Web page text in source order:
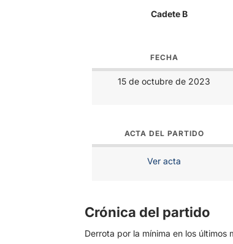
Cadete B
FECHA
15 de octubre de 2023
ACTA DEL PARTIDO
Ver acta
Crónica del partido
Derrota por la mínima en los